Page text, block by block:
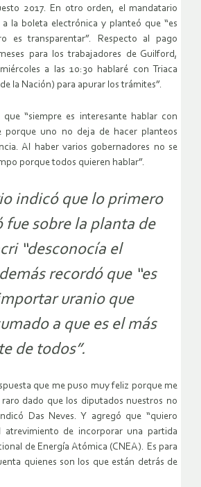
2017. En otro orden, el mandatario
la boleta electrónica y planteó que “es
es transparentar”. Respecto al pago
para los trabajadores de Guilford,
a las 10:30 hablaré con Triaca
la Nación) para apurar los trámites”.
que “siempre es interesante hablar con
porque uno no deja de hacer planteos
Al haber varios gobernadores no se
porque todos quieren hablar”.
indicó que lo primero
fue sobre la planta de
“desconocía el
recordó que “es
uranio que
a que es el más
de todos”.
que me puso muy feliz porque me
dado que los diputados nuestros no
Das Neves. Y agregó que “quiero
atrevimiento de incorporar una partida
de Energía Atómica (CNEA). Es para
quienes son los que están detrás de